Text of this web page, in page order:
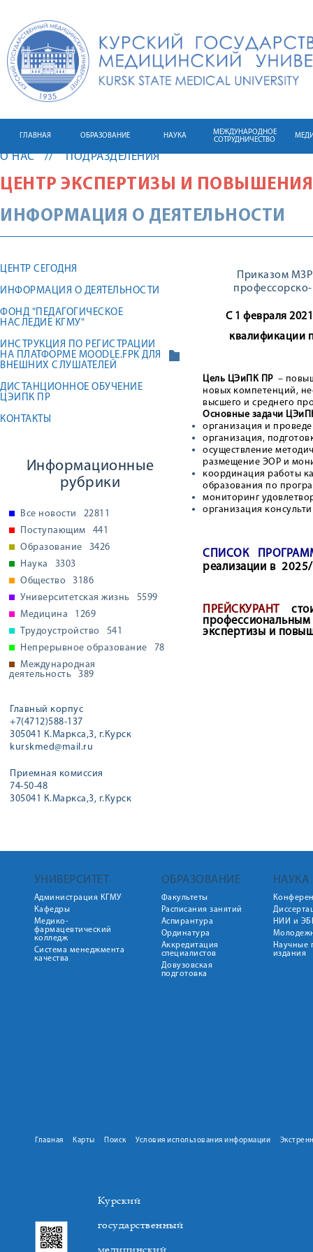
ГЛАВНАЯ ОБРАЗОВАНИЕ НАУКА
МЕЖДУНАРОДНОЕ
СОТРУДНИЧЕСТВО
О НАС ПОДРАЗДЕЛЕНИЯ
ЦЕНТР ЭКСПЕРТИЗЫ И
ИНФОРМАЦИЯ О ДЕЯТЕЛЬНОСТИ
ЦЕНТР СЕГОДНЯ
ИНФОРМАЦИЯ О ДЕЯТЕЛЬНОСТИ
ФОНД "ПЕДАГОГИЧЕСКОЕ
НАСЛЕДИЕ КГМУ"
ИНСТРУКЦИЯ ПО РЕГИСТРАЦИИ
НА ПЛАТФОРМЕ MOODLE.FPK ДЛЯ
ВНЕШНИХ СЛУШАТЕЛЕЙ
ДИСТАНЦИОННОЕ ОБУЧЕНИЕ
ЦЭИПК ПР
КОНТАКТЫ
Информационные
рубрики
Все новости
22811
Поступающим
441
Образование
3426
Наука
3303
Общество
3186
Университетская жизнь
5599
Медицина
1269
Трудоустройство
541
Непрерывное образование
78
Международная
деятельность
389
Главный корпус
+7(4712)588-137
305041 К.Маркса,3, г.Курск
kurskmed@mail.ru
Приемная комиссия
74-50-48
305041 К.Маркса,3, г.Курск
Приказом
С 1 февраля
квалификации
Цель ЦЭиПК ПР –
новых компетенций,
высшего и среднего
Основные задачи
организация и
организация,
осуществление
размещение ЭОР и
координация работы
образования по
мониторинг
организация
СПИСОК
реализации в 2025/
ПРЕЙСКУРАНТ
экспертизы и
УНИВЕРСИТЕТ
Администрация КГМУ
Кафедры
Медико-
фармацевтический
колледж
Система менеджмента
качества
ОБРАЗОВАНИЕ
Факультеты
Расписания занятий
Аспирантура
Ординатура
Аккредитация
специалистов
Довузовская
подготовка
НАУКА
НИИ и
Научные
издания
Главная Карты Поиск Условия использования информации
Курский
государственный
медицинский